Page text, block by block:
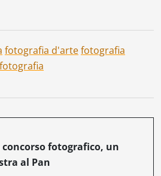
fotografia d'artefotografia
fotografico, un
al Pan